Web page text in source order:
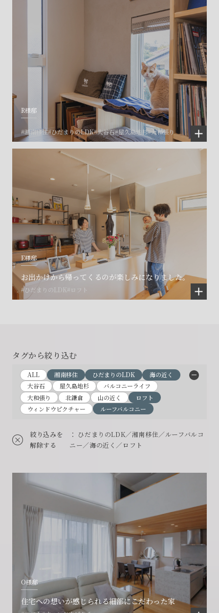
R様邸
#湘南移住#ひだまりのLDK#大谷石#屋久島地杉#大和張り
E様邸
お出かけから帰ってくるのが楽しみになりました。
#ひだまりのLDK#ロフト
タグから絞り込む
ALL 湘南移住 ひだまりのLDK
海の近く
大谷石
屋久島地杉
バルコニーライフ
大和張り
北鎌倉 山の近く
ロフト
ウィンドウピクチャー
ルーフバルコニー
絞り込みを
解除する
： ひだまりのLDK／湘南移住／ルーフバルコ
ニー／海の近く／ロフト
O様邸
住宅への想いが感じられる細部にこだわった家